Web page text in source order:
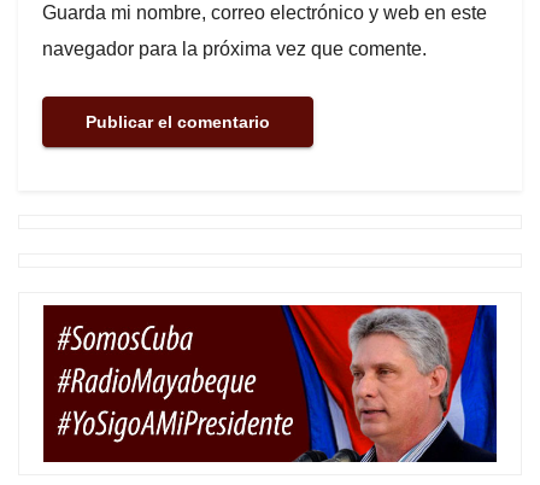
Guarda mi nombre, correo electrónico y web en este
navegador para la próxima vez que comente.